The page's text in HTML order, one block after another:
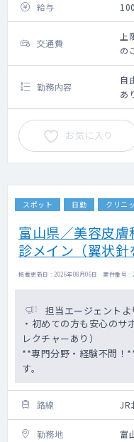
給与
交通費
上
の
ク
勤務内容
自
あ
お気に入り
スポット 日勤 クリニ
富山県／美容皮
診メイン（翼状針
掲載更新日 : 2026年08月06日 案件番号 :
担当エージェントよ
・初めての方も安心のサ
レクチャーあり）
**専門分野・経験不問！
す。
路線 JR
勤務地 富